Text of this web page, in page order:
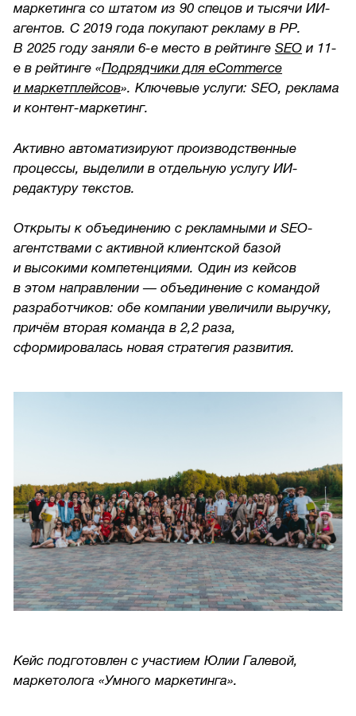
маркетинга со штатом из 90 спецов и тысячи ИИ-
агентов. C 2019 года покупают рекламу в РР.
В 2025 году заняли 6-е место в рейтингеSEO и 11-
е в рейтинге «Подрядчики для eCommerce
и маркетплейсов». Ключевые услуги: SEO, реклама
и контент-маркетинг.
Активно автоматизируют производственные
процессы, выделили в отдельную услугу ИИ-
редактуру текстов.
Открыты к объединению с рекламными и SEO-
агентствами с активной клиентской базой
и высокими компетенциями. Один из кейсов
в этом направлении — объединение с командой
разработчиков: обе компании увеличили выручку,
причём вторая команда в 2,2 раза,
сформировалась новая стратегия развития.
Кейс подготовлен с участием Юлии Галевой,
маркетолога «Умного маркетинга».